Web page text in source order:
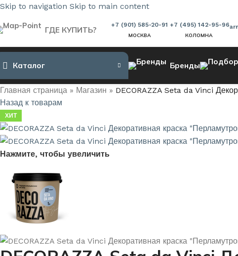
Skip to navigation Skip to main content
ГДЕ КУПИТЬ?
+7 (901) 585-20-91
МОСКВА
+7 (495) 142-95-96
КОЛОМНА
Каталог Бренды
Главная страница » Магазин » DECORAZZA Seta da Vinci
Назад к товарам
ХИТ
Нажмите, чтобы увеличить